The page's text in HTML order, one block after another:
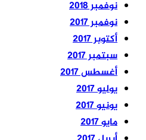
نوفمبر 2018
نوفمبر 2017
أكتوبر 2017
سبتمبر 2017
أغسطس 2017
يوليو 2017
يونيو 2017
مايو 2017